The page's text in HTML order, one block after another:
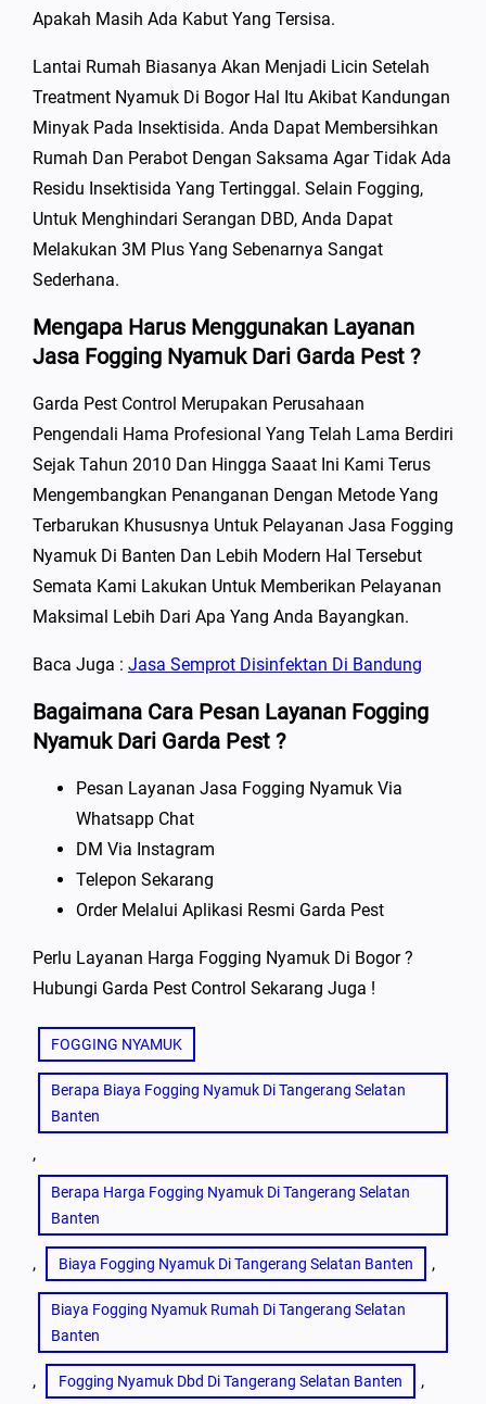
Apakah Masih Ada Kabut Yang Tersisa.
Lantai Rumah Biasanya Akan Menjadi Licin Setelah
Treatment Nyamuk Di Bogor Hal Itu Akibat Kandungan
Minyak Pada Insektisida. Anda Dapat Membersihkan
Rumah Dan Perabot Dengan Saksama Agar Tidak Ada
Residu Insektisida Yang Tertinggal. Selain Fogging,
Untuk Menghindari Serangan DBD, Anda Dapat
Melakukan 3M Plus Yang Sebenarnya Sangat
Sederhana.
Mengapa Harus Menggunakan Layanan
Jasa Fogging Nyamuk Dari Garda Pest ?
Garda Pest Control Merupakan Perusahaan
Pengendali Hama Profesional Yang Telah Lama Berdiri
Sejak Tahun 2010 Dan Hingga Saaat Ini Kami Terus
Mengembangkan Penanganan Dengan Metode Yang
Terbarukan Khususnya Untuk Pelayanan Jasa Fogging
Nyamuk Di Banten Dan Lebih Modern Hal Tersebut
Semata Kami Lakukan Untuk Memberikan Pelayanan
Maksimal Lebih Dari Apa Yang Anda Bayangkan.
Baca Juga : Jasa Semprot Disinfektan Di Bandung
Bagaimana Cara Pesan Layanan Fogging
Nyamuk Dari Garda Pest ?
Pesan Layanan Jasa Fogging Nyamuk Via
Whatsapp Chat
DM Via Instagram
Telepon Sekarang
Order Melalui Aplikasi Resmi Garda Pest
Perlu Layanan Harga Fogging Nyamuk Di Bogor ?
Hubungi Garda Pest Control Sekarang Juga !
FOGGING NYAMUK
Berapa Biaya Fogging Nyamuk Di Tangerang Selatan
Banten
,
Berapa Harga Fogging Nyamuk Di Tangerang Selatan
Banten
, Biaya Fogging Nyamuk Di Tangerang Selatan Banten ,
Biaya Fogging Nyamuk Rumah Di Tangerang Selatan
Banten
, Fogging Nyamuk Dbd Di Tangerang Selatan Banten ,